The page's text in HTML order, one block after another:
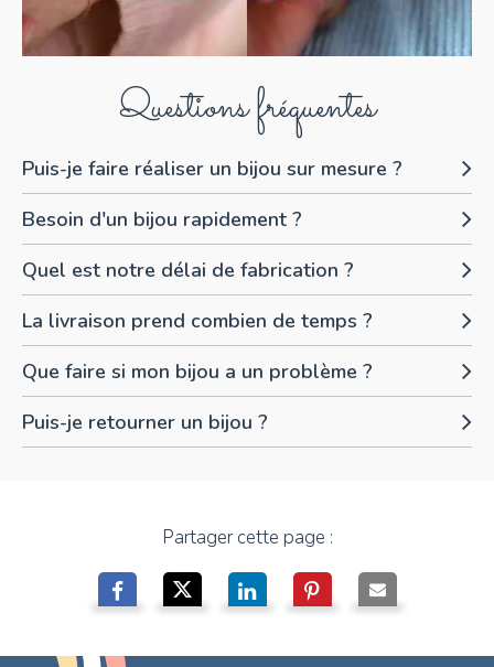
Questions fréquentes
Puis-je faire réaliser un bijou sur mesure ?
Besoin d'un bijou rapidement ?
Quel est notre délai de fabrication ?
La livraison prend combien de temps ?
Que faire si mon bijou a un problème ?
Puis-je retourner un bijou ?
Partager cette page :